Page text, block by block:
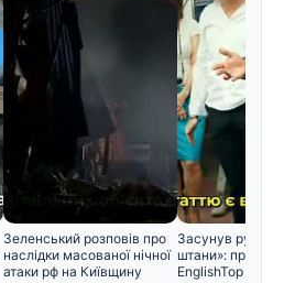
Зеленський розповів про
наслідки масованої нічної
атаки рф на Київщину
Засунув руку
штани»: проти
EnglishTop